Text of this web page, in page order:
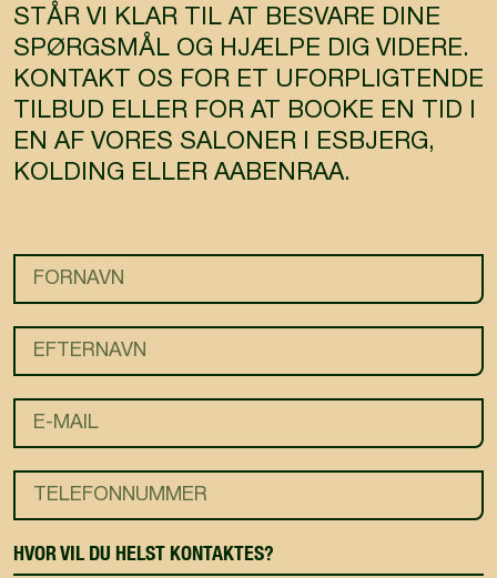
STÅR VI KLAR TIL AT BESVARE DINE
SPØRGSMÅL OG HJÆLPE DIG VIDERE.
KONTAKT OS FOR ET UFORPLIGTENDE
TILBUD ELLER FOR AT BOOKE EN TID I
EN AF VORES SALONER I ESBJERG,
KOLDING ELLER AABENRAA.
HVOR VIL DU HELST KONTAKTES?